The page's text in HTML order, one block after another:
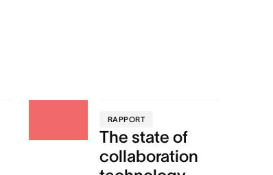
RAPPORT
The state of
collaboration